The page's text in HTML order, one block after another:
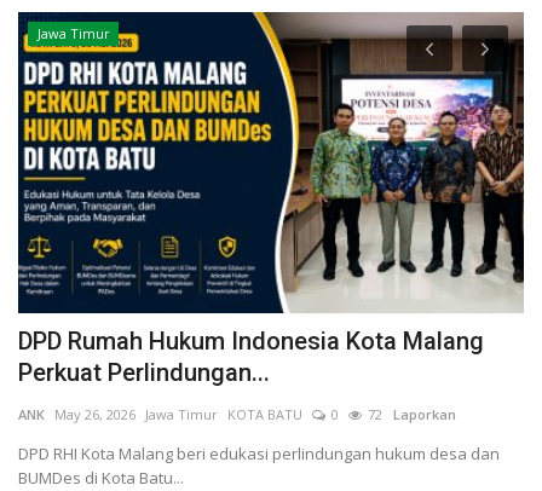
Jawa Timur
DPD Rumah Hukum Indonesia Kota Malang
Perkuat Perlindungan...
ANK May 26, 2026 Jawa Timur KOTA BATU 0 72 Laporkan
DPD RHI Kota Malang beri edukasi perlindungan hukum desa dan
BUMDes di Kota Batu...